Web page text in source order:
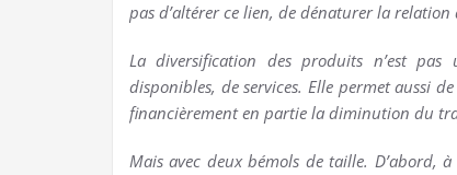
pas d’altérer ce lien, de dénaturer la
La diversification des produits n’est
disponibles, de services. Elle permet aussi
financièrement en partie la diminution du
Mais avec deux bémols de taille. D’abord,